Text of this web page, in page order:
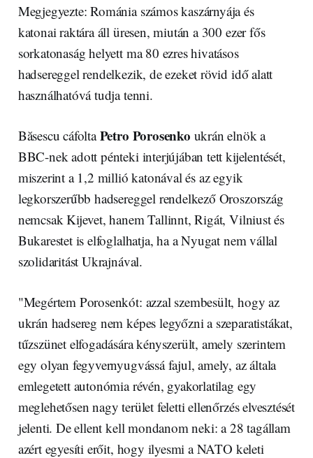
Megjegyezte: Románia számos kaszárnyája és
katonai raktára áll üresen, miután a 300 ezer fős
sorkatonaság helyett ma 80 ezres hivatásos
hadsereggel rendelkezik, de ezeket rövid idő alatt
használhatóvá tudja tenni.
Băsescu cáfoltaPetro Porosenko ukrán elnök a
BBC-nek adott pénteki interjújában tett kijelentését,
miszerint a 1,2 millió katonával és az egyik
legkorszerűbb hadsereggel rendelkező Oroszország
nemcsak Kijevet, hanem Tallinnt, Rigát, Vilniust és
Bukarestet is elfoglalhatja, ha a Nyugat nem vállal
szolidaritást Ukrajnával.
"Megértem Porosenkót: azzal szembesült, hogy az
ukrán hadsereg nem képes legyőzni a szeparatistákat,
tűzszünet elfogadására kényszerült, amely szerintem
egy olyan fegyvernyugvássá fajul, amely, az általa
emlegetett autonómia révén, gyakorlatilag egy
meglehetősen nagy terület feletti ellenőrzés elvesztését
jelenti. De ellent kell mondanom neki: a 28 tagállam
azért egyesíti erőit, hogy ilyesmi a NATO keleti